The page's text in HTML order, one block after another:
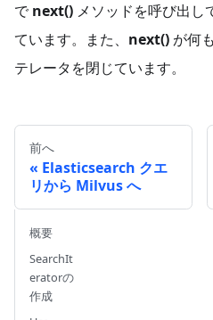
でnext() メソッドを呼び出し
ています。また、 next() が何
テレータを閉じています。
前へ
Elasticsearch クエ
リから Milvus へ
概要
SearchIt
eratorの
作成